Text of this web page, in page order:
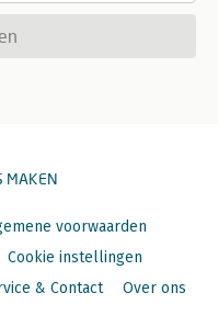
MAKEN
voorwaarden
Cookie instellingen
& Contact Over ons